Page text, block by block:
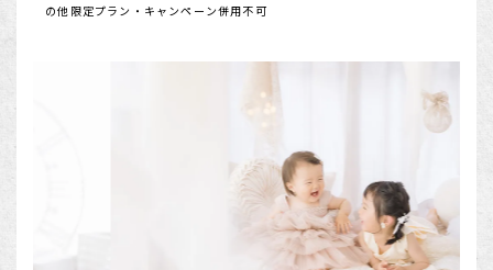
の他限定プラン・キャンペーン併用不可